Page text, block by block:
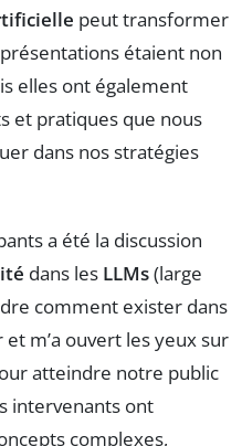
peut transformer
étaient non
elles ont également
et pratiques que nous
dans nos stratégies
a été la discussion
dans les LLMs(large
comment exister dans
m’a ouvert les yeux sur
atteindre notre public
intervenants ont
complexes,